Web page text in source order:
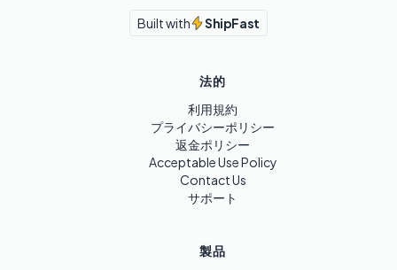
Built with ShipFast
法的
利用規約
プライバシーポリシー
返金ポリシー
Acceptable Use Policy
Contact Us
サポート
製品